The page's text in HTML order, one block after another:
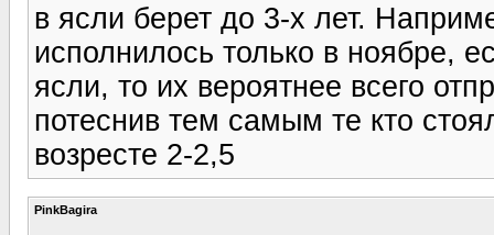
в ясли берет до 3-х лет.
исполнилось только в ноябре,
ясли, то их вероятнее всего
потеснив тем самым те кто
возресте 2-2,5
PinkBagira